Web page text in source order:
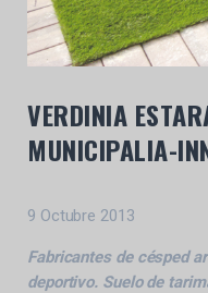
VERDINIA
MUNICIPALIA-
9 Octubre 2013
Fabricantes de césped
deportivo. Suelo de